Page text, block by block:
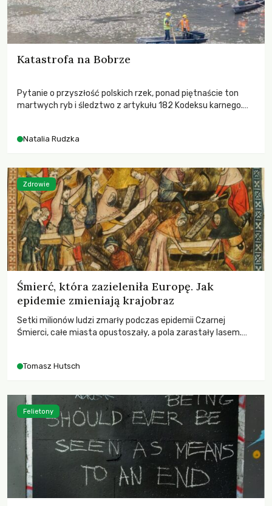
Katastrofa na Bobrze
Pytanie o przyszłość polskich rzek, ponad piętnaście ton
martwych ryb i śledztwo z artykułu 182 Kodeksu karnego.
zdarzeń prowadzących do biologicznej śmierci rzeki.
Natalia Rudzka
Śmierć, która zazieleniła Europę. Jak
epidemie zmieniają krajobraz
Setki milionów ludzi zmarły podczas epidemii Czarnej
Śmierci, całe miasta opustoszały, a pola zarastały lasem.
największych katastrof w swoich dziejach.
Tomasz Hutsch
Zdrowie
Felietony